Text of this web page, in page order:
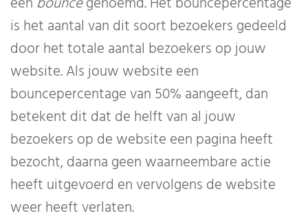
is het aantal van dit soort bezoekers gedeeld
door het totale aantal bezoekers op jouw
website. Als jouw website een
bouncepercentage van 50% aangeeft, dan
betekent dit dat de helft van al jouw
bezoekers op de website een pagina heeft
bezocht, daarna geen waarneembare actie
heeft uitgevoerd en vervolgens de website
weer heeft verlaten.